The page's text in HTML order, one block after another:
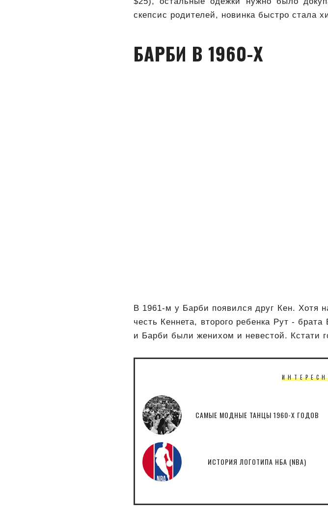
скепсис родителей, новинка быстро стала
БАРБИ В 1960-Х
В 1961-м у Барби появился друг Кен. Хотя
честь Кеннета, второго ребенка Рут -
и Барби были женихом и невестой. Кстати
САМЫЕ МОДНЫЕ ТАНЦЫ 1960-Х ГОДОВ
ИСТОРИЯ ЛОГОТИПА НБА (NBA)